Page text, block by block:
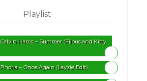
Playlist
Calvin Harris – Summer (Filous and Kitty
Phoria – Once Again (Layzie Edit)